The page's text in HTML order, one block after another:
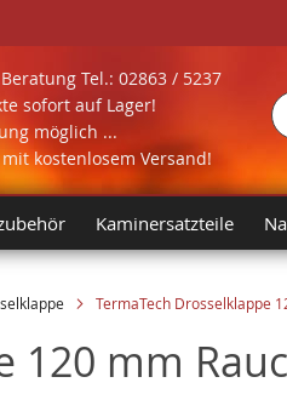
Tel.: 02863 / 5237
sofort auf Lager!
möglich ...
kostenlosem Versand!
Kaminersatzteile
TermaTech Drosselklappe
120 mm